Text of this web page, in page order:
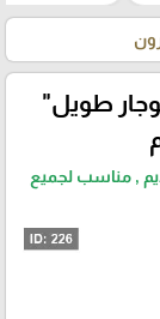
طويل"
للتقديم , مناسب لجميع